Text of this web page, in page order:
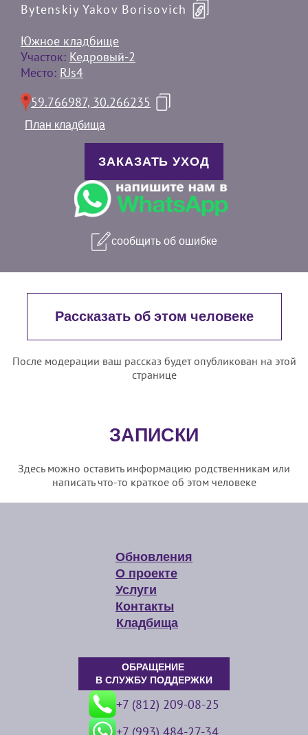
Bytenskiy Yakov Borisovich
Южное кладбище
Участок: Кедровый-2
Место: RJs4
59.766987, 30.266235
План кладбища
ЗАКАЗАТЬ УХОД
сообщить об ошибке
Рассказать об этом человеке
После модерации ваш рассказ будет опубликован на этой
странице
ЗАПИСКИ
Здесь можно оставить информацию родственникам или
написать что-то краткое об этом человеке
Обновления
О проекте
Услуги
Контакты
Кладбища
ОБРАЩЕНИЕ
В СЛУЖБУ ПОДДЕРЖКИ
+7 (812) 209-08-25
+7 (993) 484-27-34